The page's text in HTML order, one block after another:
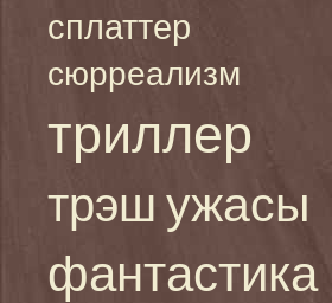
сплаттер
сюрреализм
триллер
трэш ужасы
фантастика